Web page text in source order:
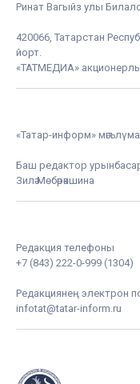
Ринат Вагыйз улы
420066, Татарстан
йорт.
«ТАТМЕДИА»
«Татар-информ»
Баш редактор
Зилә Мөбәрәкшина
Редакция телефоны
+7 (843) 222-0-999 (1304)
Редакциянең электрон
infotat@tatar-inform.ru